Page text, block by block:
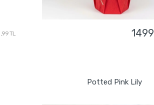
,99 TL 1499
Potted Pink Lily